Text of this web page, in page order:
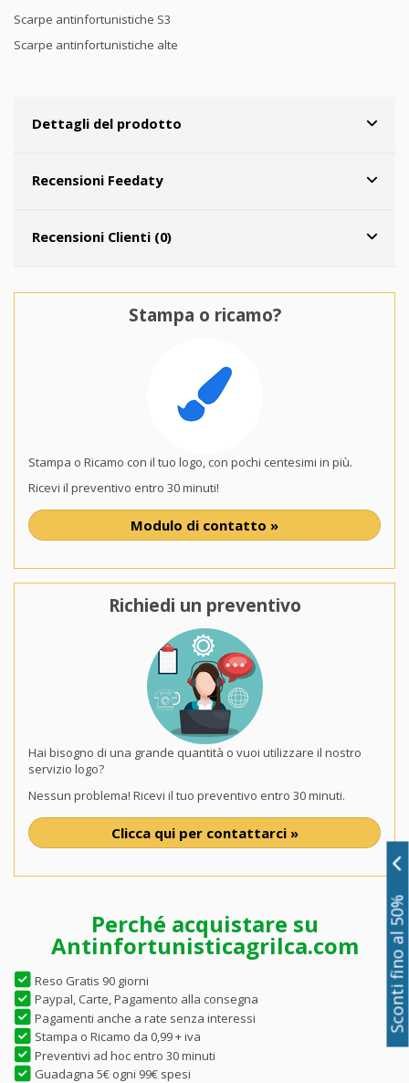
Scarpe antinfortunistiche S3
Scarpe antinfortunistiche alte
Dettagli del prodotto
Recensioni Feedaty
Recensioni Clienti (0)
Stampa o ricamo?
Stampa o Ricamo con il tuo logo, con pochi centesimi in più.
Ricevi il preventivo entro 30 minuti!
Modulo di contatto »
Richiedi un preventivo
Hai bisogno di una grande quantità o vuoi utilizzare il nostro
servizio logo?
Nessun problema! Ricevi il tuo preventivo entro 30 minuti.
Clicca qui per contattarci »
Perché acquistare su
Antinfortunisticagrilca.com
Reso Gratis 90 giorni
Paypal, Carte, Pagamento alla consegna
Pagamenti anche a rate senza interessi
Stampa o Ricamo da 0,99 + iva
Preventivi ad hoc entro 30 minuti
Guadagna 5€ ogni 99€ spesi
Sconti fino al 50%